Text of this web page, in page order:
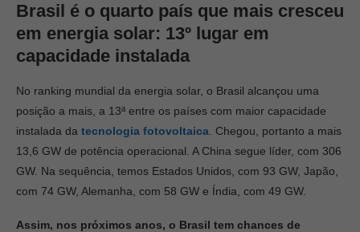
Brasil é o quarto país que mais cresceu
em energia solar: 13º lugar em
capacidade instalada
No ranking mundial da energia solar, o Brasil alcançou uma
posição a mais, a 13ª entre os países com maior capacidade
instalada da tecnologia fotovoltaica . Chegou, portanto a mais
13,6 GW de potência operacional. A China segue líder, com 306
GW. Na sequência, temos Estados Unidos, com 93 GW, Japão,
com 74 GW, Alemanha, com 58 GW e Índia, com 49 GW.
Assim, nos próximos anos, o Brasil tem chances de